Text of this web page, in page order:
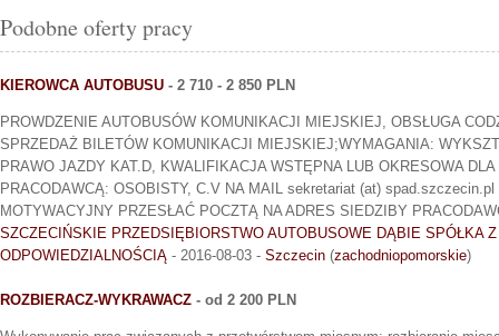
Podobne oferty pracy
KIEROWCA AUTOBUSU - 2 710 - 2 850 PLN
PROWDZENIE AUTOBUSÓW KOMUNIKACJI MIEJSKIEJ, OBSŁUGA
SPRZEDAŻ BILETÓW KOMUNIKACJI MIEJSKIEJ;WYMAGANIA:
PRAWO JAZDY KAT.D, KWALIFIKACJA WSTĘPNA LUB OKRESOWA
PRACODAWCĄ: OSOBISTY, C.V NA MAIL sekretariat (at)
MOTYWACYJNY PRZESŁAĆ POCZTĄ NA ADRES SIEDZIBY
SZCZECIŃSKIE PRZEDSIĘBIORSTWO AUTOBUSOWE DĄBIE SPÓŁKA
ODPOWIEDZIALNOŚCIĄ - 2016-08-03 - Szczecin (zachodniopomorskie)
ROZBIERACZ-WYKRAWACZ - od 2 200 PLN